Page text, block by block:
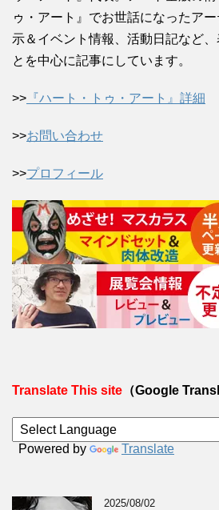
ゥ・アート』でお世話になったア
示＆イベント情報、活動日記など
とを中心に記事にしています。
>> 『ハート・トゥ・アート』詳細
>>お問い合わせ
>>プロフィール
Translate This site （Google
Powered by Translate
2025/08/02